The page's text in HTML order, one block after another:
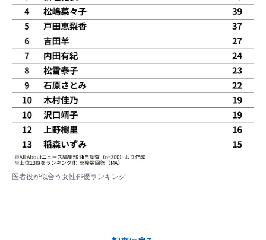
医者役が似合う女性俳優ランキング